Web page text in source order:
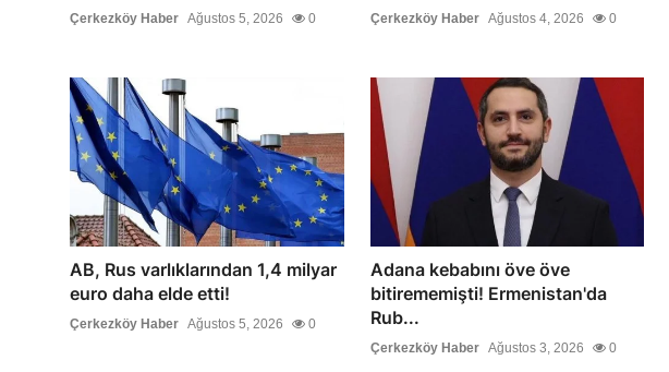
Çerkezköy Haber Ağustos 5, 2026 0 Çerkezköy Haber Ağustos 4, 2026 0
AB, Rus varlıklarından 1,4 milyar
euro daha elde etti!
Çerkezköy Haber Ağustos 5, 2026 0
Adana kebabını öve öve
bitirememişti! Ermenistan'da
Rub...
Çerkezköy Haber Ağustos 3, 2026 0